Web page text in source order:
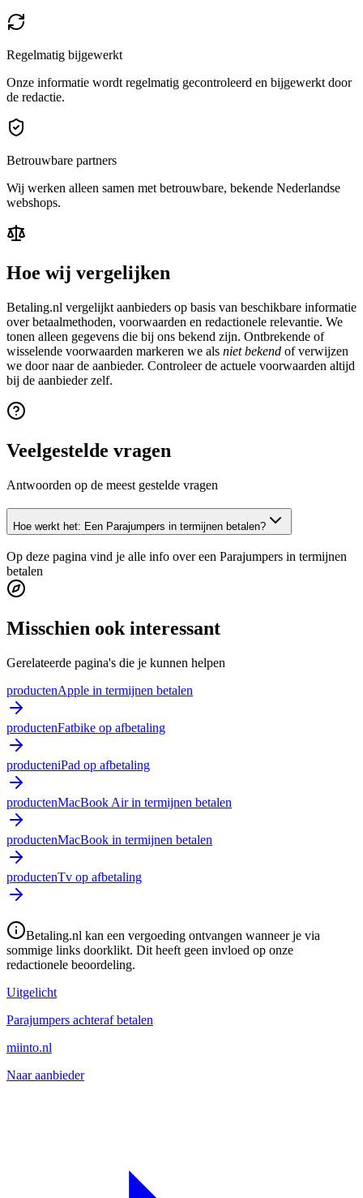
Regelmatig bijgewerkt
Onze informatie wordt regelmatig gecontroleerd en bijgewerkt door
de redactie.
Betrouwbare partners
Wij werken alleen samen met betrouwbare, bekende Nederlandse
webshops.
Hoe wij vergelijken
Betaling.nl vergelijkt aanbieders op basis van beschikbare informatie
over betaalmethoden, voorwaarden en redactionele relevantie. We
tonen alleen gegevens die bij ons bekend zijn. Ontbrekende of
wisselende voorwaarden markeren we als niet bekend of verwijzen
we door naar de aanbieder. Controleer de actuele voorwaarden altijd
bij de aanbieder zelf.
Veelgestelde vragen
Antwoorden op de meest gestelde vragen
Hoe werkt het: Een Parajumpers in termijnen betalen?
Op deze pagina vind je alle info over een Parajumpers in termijnen
betalen
Misschien ook interessant
Gerelateerde pagina's die je kunnen helpen
productenApple in termijnen betalen
productenFatbike op afbetaling
producteniPad op afbetaling
productenMacBook Air in termijnen betalen
productenMacBook in termijnen betalen
productenTv op afbetaling
Betaling.nl kan een vergoeding ontvangen wanneer je via
sommige links doorklikt. Dit heeft geen invloed op onze
redactionele beoordeling.
Uitgelicht
Parajumpers achteraf betalen
miinto.nl
Naar aanbieder